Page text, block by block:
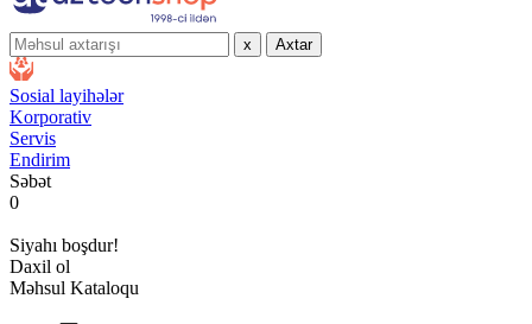
x Axtar
Sosial layihələr
Korporativ
Servis
Endirim
Səbət
0
Siyahı boşdur!
Daxil ol
Məhsul Kataloqu